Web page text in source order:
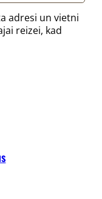
adresi un vietni
reizei, kad